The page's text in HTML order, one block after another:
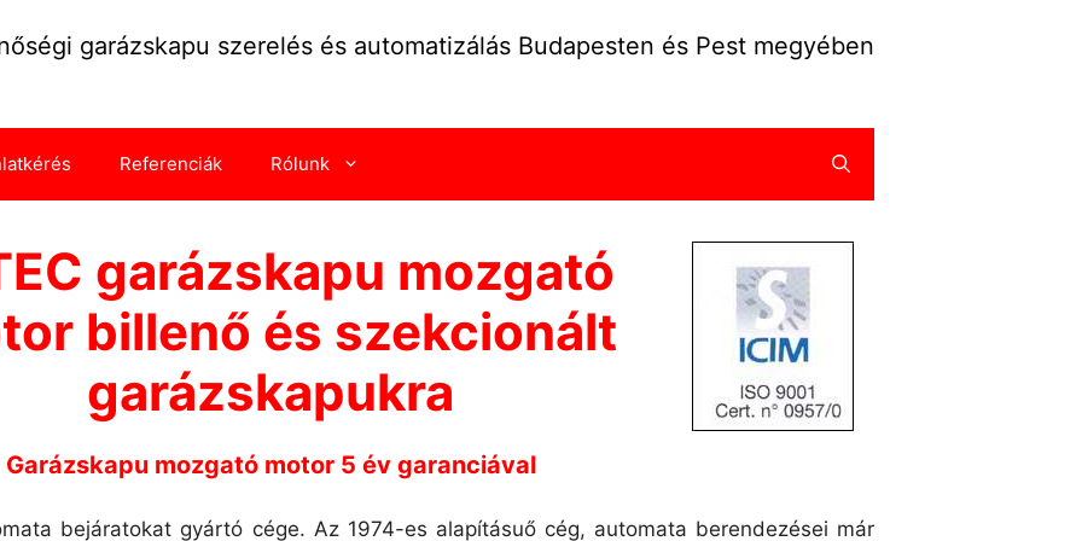
garázskapu szerelés és automatizálás Budapesten és Pest megyében
Referenciák Rólunk
garázskapu mozgató
billenő és szekcionált
garázskapukra
Garázskapu mozgató motor 5 év garanciával
bejáratokat gyártó cége. Az 1974-es alapításuő cég, automata berendezései már